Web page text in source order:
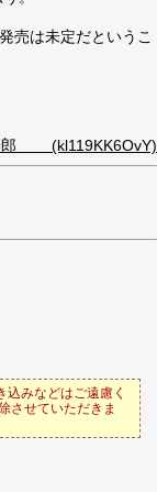
売は未定だというこ
郎 (kl119KK6OvY)
みなどはご遠慮く
させていただきま